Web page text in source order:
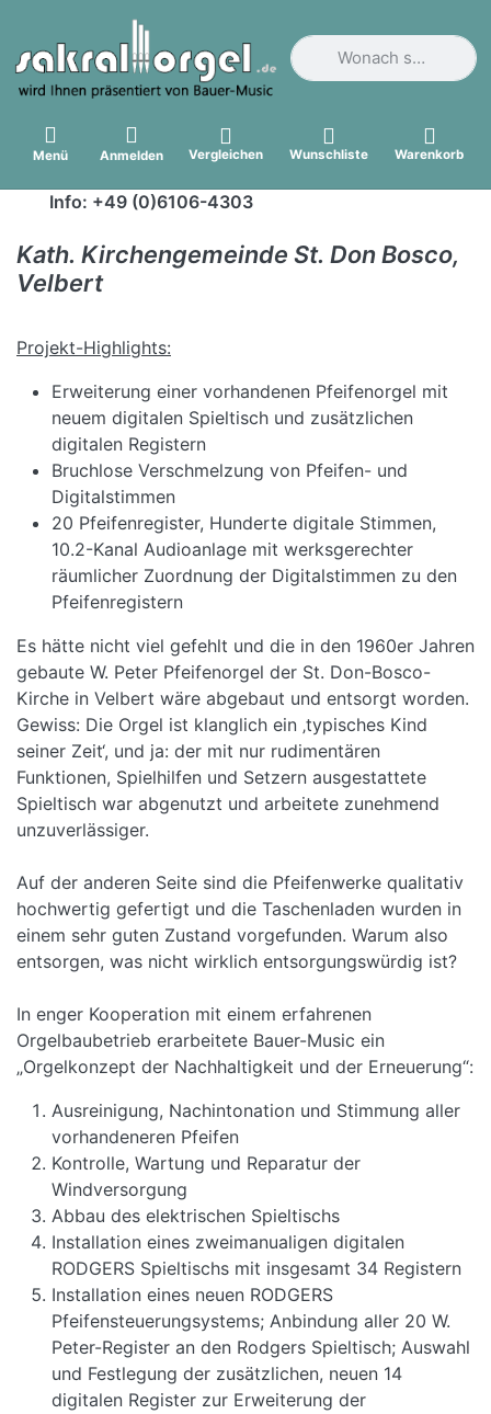
Geben Sie einen
Menü Anmelden Vergleichen Wunschliste Warenkorb
Info: +49 (0)6106-4303
Kath. Kirchengemeinde St. Don Bosco,
Velbert
Projekt-Highlights:
Erweiterung einer vorhandenen Pfeifenorgel mit
neuem digitalen Spieltisch und zusätzlichen
digitalen Registern
Bruchlose Verschmelzung von Pfeifen- und
Digitalstimmen
20 Pfeifenregister, Hunderte digitale Stimmen,
10.2-Kanal Audioanlage mit werksgerechter
räumlicher Zuordnung der Digitalstimmen zu den
Pfeifenregistern
Es hätte nicht viel gefehlt und die in den 1960er Jahren
gebaute W. Peter Pfeifenorgel der St. Don-Bosco-
Kirche in Velbert wäre abgebaut und entsorgt worden.
Gewiss: Die Orgel ist klanglich ein ‚typisches Kind
seiner Zeit‘, und ja: der mit nur rudimentären
Funktionen, Spielhilfen und Setzern ausgestattete
Spieltisch war abgenutzt und arbeitete zunehmend
unzuverlässiger.
Auf der anderen Seite sind die Pfeifenwerke qualitativ
hochwertig gefertigt und die Taschenladen wurden in
einem sehr guten Zustand vorgefunden. Warum also
entsorgen, was nicht wirklich entsorgungswürdig ist?
In enger Kooperation mit einem erfahrenen
Orgelbaubetrieb erarbeitete Bauer-Music ein
„Orgelkonzept der Nachhaltigkeit und der Erneuerung“:
Ausreinigung, Nachintonation und Stimmung aller
vorhandeneren Pfeifen
Kontrolle, Wartung und Reparatur der
Windversorgung
Abbau des elektrischen Spieltischs
Installation eines zweimanualigen digitalen
RODGERS Spieltischs mit insgesamt 34 Registern
Installation eines neuen RODGERS
Pfeifensteuerungsystems; Anbindung aller 20 W.
Peter-Register an den Rodgers Spieltisch; Auswahl
und Festlegung der zusätzlichen, neuen 14
digitalen Register zur Erweiterung der